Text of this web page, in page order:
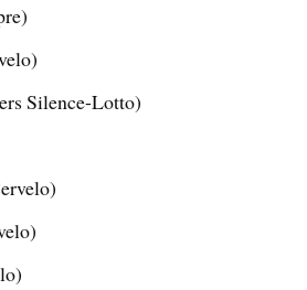
Silence-Lotto)